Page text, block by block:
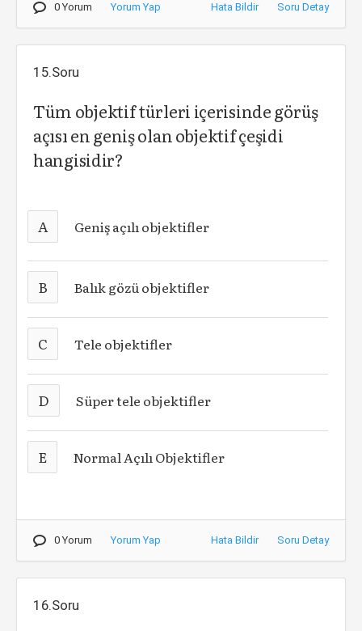
0 Yorum Yorum Yap Hata Bildir Soru Detay
15.Soru
Tüm objektif türleri içerisinde görüş
açısı en geniş olan objektif çeşidi
hangisidir?
A Geniş açılı objektifler
B Balık gözü objektifler
C Tele objektifler
D Süper tele objektifler
E Normal Açılı Objektifler
0 Yorum Yorum Yap Hata Bildir Soru Detay
16.Soru